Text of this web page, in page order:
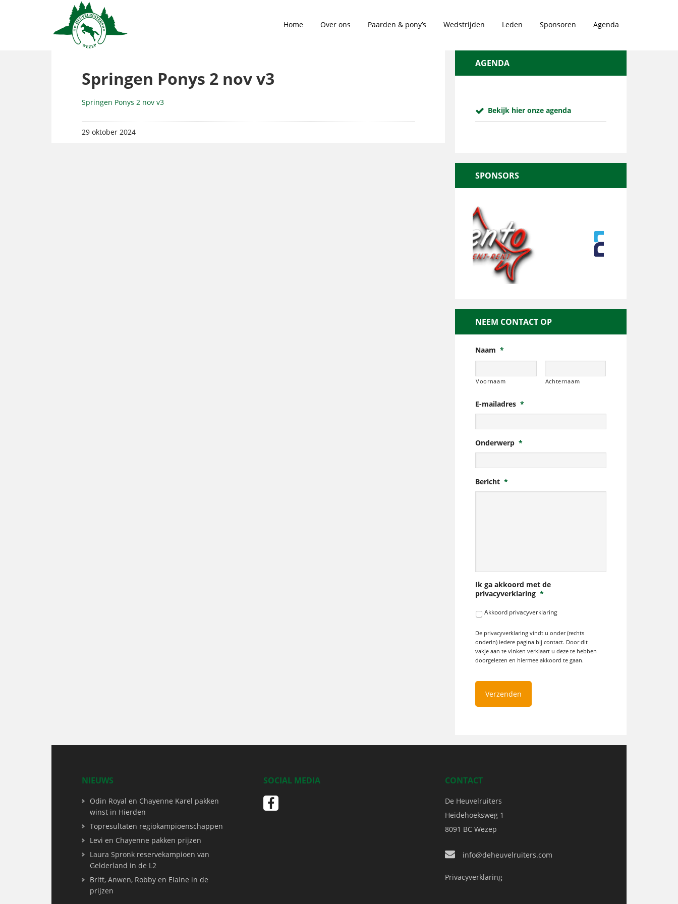
Home Over ons Paarden & pony’s Wedstrijden Leden Sponsoren Agenda
Springen Ponys 2 nov v3
Springen Ponys 2 nov v3
29 oktober 2024
AGENDA
Bekijk hier onze agenda
SPONSORS
NEEM CONTACT OP
Naam *
Voornaam Achternaam
E-mailadres *
Onderwerp *
Bericht *
Ik ga akkoord met de
privacyverklaring *
Akkoord privacyverklaring
De privacyverklaring vindt u onder (rechts
onderin) iedere pagina bij contact. Door dit
vakje aan te vinken verklaart u deze te hebben
doorgelezen en hiermee akkoord te gaan.
NIEUWS
Odin Royal en Chayenne Karel pakken
winst in Hierden
Topresultaten regiokampioenschappen
Levi en Chayenne pakken prijzen
Laura Spronk reservekampioen van
Gelderland in de L2
Britt, Anwen, Robby en Elaine in de
prijzen
SOCIAL MEDIA CONTACT
De Heuvelruiters
Heidehoeksweg 1
8091 BC Wezep
info@deheuvelruiters.com
Privacyverklaring